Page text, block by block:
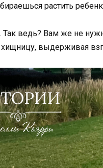
растить
ведь? Вам же не
хищницу, выдерживая